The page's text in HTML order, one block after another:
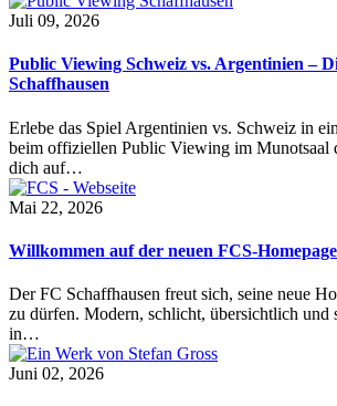
Juli 09, 2026
Public Viewing Schweiz vs. Argentinien –
Schaffhausen
Erlebe das Spiel Argentinien vs. Schweiz in
beim offiziellen Public Viewing im Munotsaal
dich auf…
Mai 22, 2026
Willkommen auf der neuen FCS-Homepage
Der FC Schaffhausen freut sich, seine neue
zu dürfen. Modern, schlicht, übersichtlich und
in…
Juni 02, 2026